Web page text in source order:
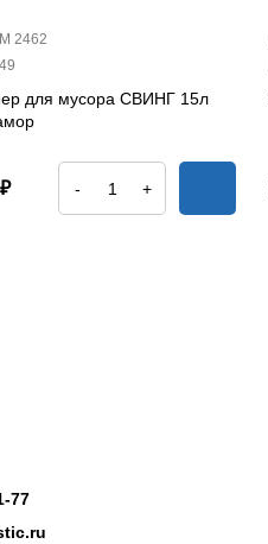
2462
для мусора СВИНГ 15л
- +
77